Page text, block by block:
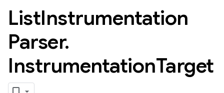
ListInstrumentation
Parser.
InstrumentationTarget